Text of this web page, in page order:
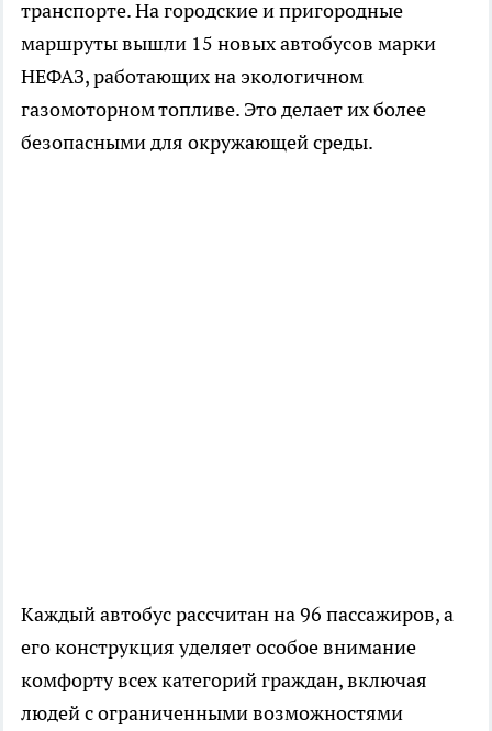
транспорте. На городские и пригородные
маршруты вышли 15 новых автобусов марки
НЕФАЗ, работающих на экологичном
газомоторном топливе. Это делает их более
безопасными для окружающей среды.
Каждый автобус рассчитан на 96 пассажиров, а
его конструкция уделяет особое внимание
комфорту всех категорий граждан, включая
людей с ограниченными возможностями